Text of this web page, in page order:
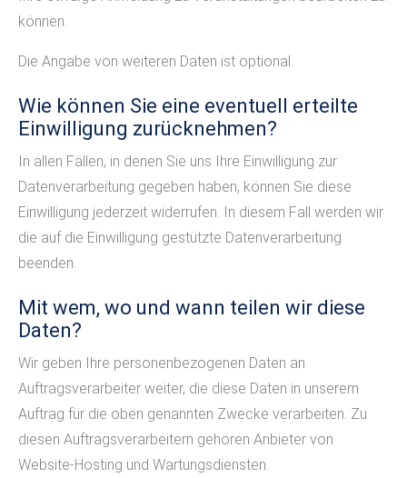
können.
Die Angabe von weiteren Daten ist optional.
Wie können Sie eine eventuell erteilte
Einwilligung zurücknehmen?
In allen Fällen, in denen Sie uns Ihre Einwilligung zur
Datenverarbeitung gegeben haben, können Sie diese
Einwilligung jederzeit widerrufen. In diesem Fall werden wir
die auf die Einwilligung gestützte Datenverarbeitung
beenden.
Mit wem, wo und wann teilen wir diese
Daten?
Wir geben Ihre personenbezogenen Daten an
Auftragsverarbeiter weiter, die diese Daten in unserem
Auftrag für die oben genannten Zwecke verarbeiten. Zu
diesen Auftragsverarbeitern gehören Anbieter von
Website-Hosting und Wartungsdiensten.